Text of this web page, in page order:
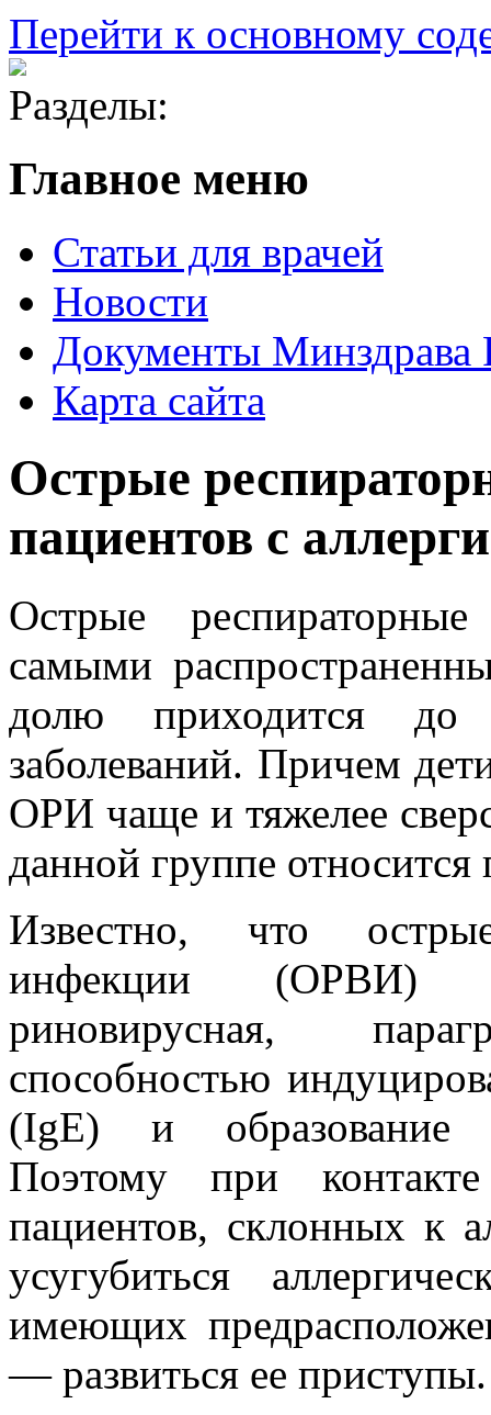
Перейти к основному
Разделы:
Главное меню
Статьи для врачей
Новости
Документы
Карта сайта
Острые
пациентов с
Острые
самыми
долю приходится до
заболеваний. Причем
ОРИ чаще и тяжелее
данной группе
Известно, что
инфекции (ОРВИ)
риновирусная,
способностью
(IgE) и образование
Поэтому при
пациентов, склонных к
усугубиться
имеющих
— развиться ее приступы.